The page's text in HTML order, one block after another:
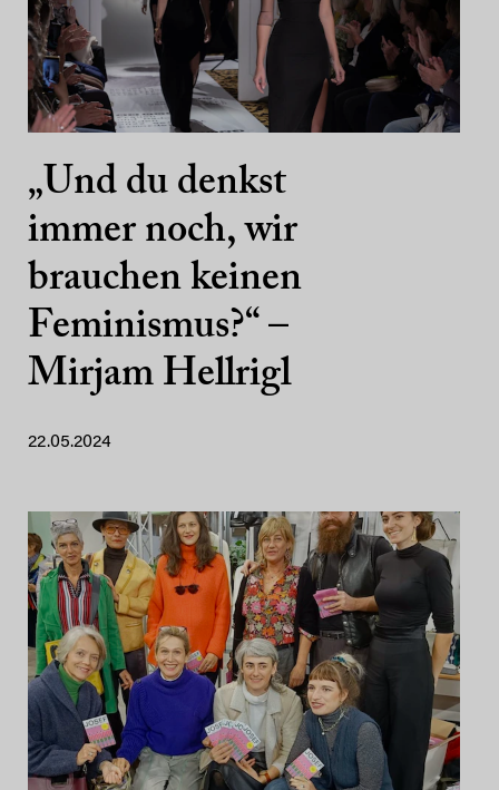
„Und du denkst
immer noch, wir
brauchen keinen
Feminismus?“ –
Mirjam Hellrigl
22.05.2024